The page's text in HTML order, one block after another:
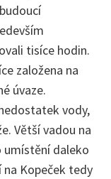
tisíce hodin.
založena na
úvaze.
vody,
Větší vadou na
umístění daleko
Kopeček tedy